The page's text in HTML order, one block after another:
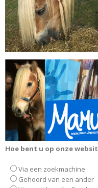
Hoe bent u op onze
Via een zoekmachine
Gehoord van een ander